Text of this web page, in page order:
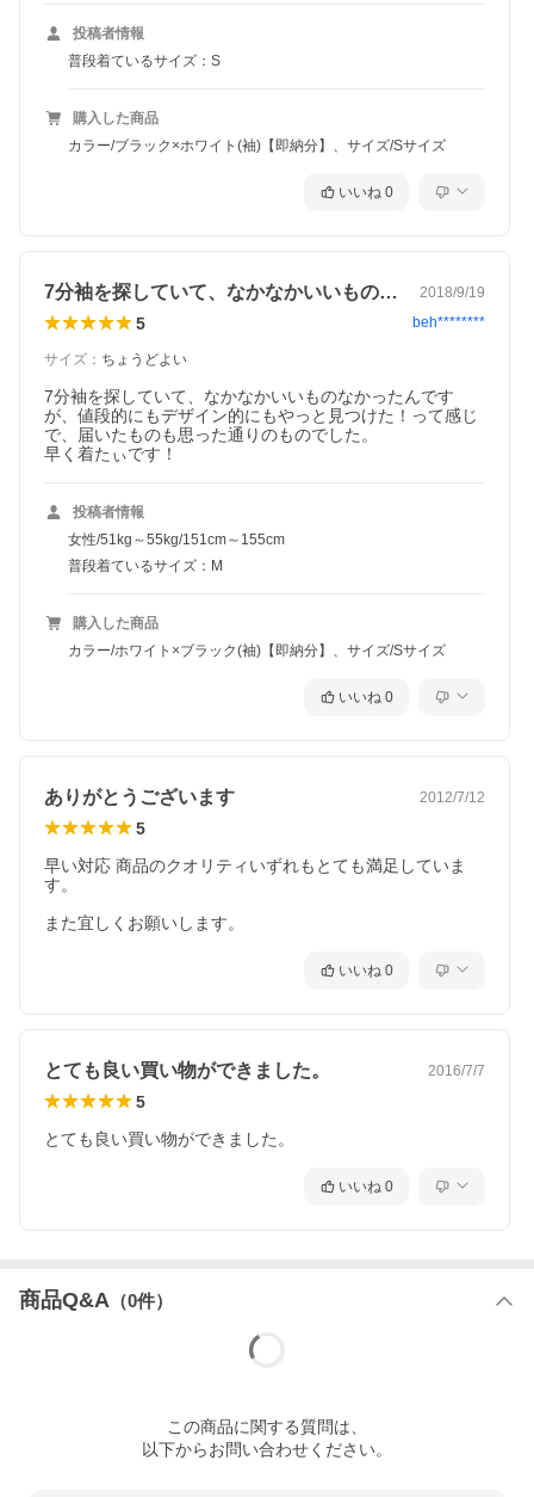
投稿者情報
普段着ているサイズ：S
購入した商品
カラー/ブラック×ホワイト(袖)【即納分】、サイズ/Sサイズ
いいね 0
7分袖を探していて、なかなかいいものな… 2018/9/19
5 beh********
サイズ ： ちょうどよい
7分袖を探していて、なかなかいいものなかったんです
が、値段的にもデザイン的にもやっと見つけた！って感じ
で、届いたものも思った通りのものでした。
早く着たぃです！
投稿者情報
女性/51kg～55kg/151cm～155cm
普段着ているサイズ：M
購入した商品
カラー/ホワイト×ブラック(袖)【即納分】、サイズ/Sサイズ
いいね 0
ありがとうございます 2012/7/12
5
早い対応 商品のクオリティいずれもとても満足していま
す。
また宜しくお願いします。
いいね 0
とても良い買い物ができました。 2016/7/7
5
とても良い買い物ができました。
いいね 0
商品Q&A （0件）
この商品に関する質問は、
以下からお問い合わせください。